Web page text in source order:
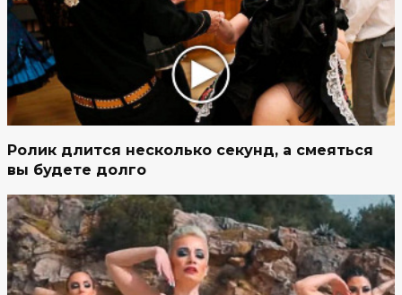
Ролик длится несколько секунд, а смеяться
вы будете долго